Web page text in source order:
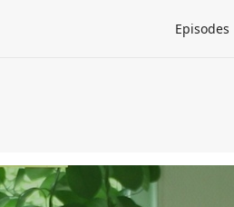
Episodes